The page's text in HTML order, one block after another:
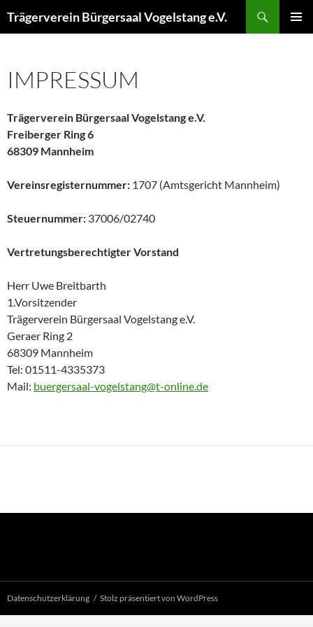
Inhalt
Trägerverein Bürgersaal Vogelstang e.V.
IMPRESSUM
Trägerverein Bürgersaal Vogelstang e.V.
Freiberger Ring 6
68309 Mannheim
Vereinsregisternummer: 1707 (Amtsgericht Mannheim)
Steuernummer: 37006/02740
Vertretungsberechtigter Vorstand
Herr Uwe Breitbarth
1.Vorsitzender
Trägerverein Bürgersaal Vogelstang e.V.
Geraer Ring 2
68309 Mannheim
Tel: 01511-4335373
Mail: buergersaal-vogelstang@t-online.de
Datenschutzerklärung Stolz präsentiert von WordPress